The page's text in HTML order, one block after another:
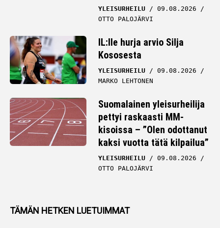
YLEISURHEILU
09.08.2026
OTTO PALOJÄRVI
IL:lle hurja arvio Silja
Kososesta
YLEISURHEILU
09.08.2026
MARKO LEHTONEN
Suomalainen yleisurheilija
pettyi raskaasti MM-
kisoissa – ”Olen odottanut
kaksi vuotta tätä kilpailua”
YLEISURHEILU
09.08.2026
OTTO PALOJÄRVI
TÄMÄN HETKEN LUETUIMMAT